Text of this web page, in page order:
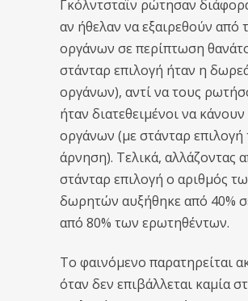
Γκόλντσταϊν ρώτησαν
αν ήθελαν να εξαιρεθούν από
οργάνων σε περίπτωση
στάνταρ επιλογή ήταν η
οργάνων), αντί να τους
ήταν διατεθειμένοι να
οργάνων (με στάνταρ επιλογή
άρνηση). Τελικά, αλλάζοντας
στάνταρ επιλογή ο αριθμός
δωρητών αυξήθηκε από 40%
από 80% των ερωτηθέντων.
Το φαινόμενο παρατηρείται
όταν δεν επιβάλλεται καμία